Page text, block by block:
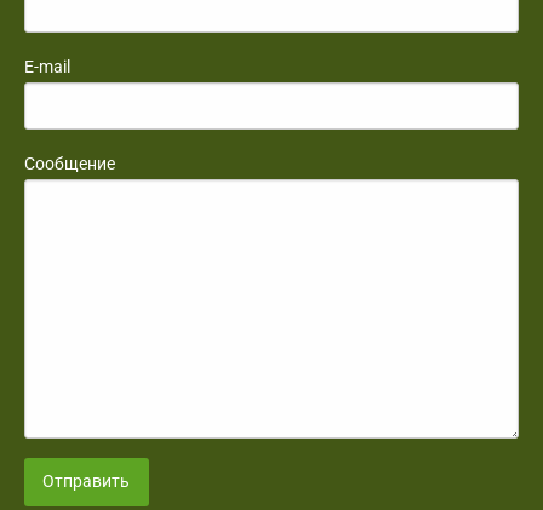
E-mail
Сообщение
Отправить